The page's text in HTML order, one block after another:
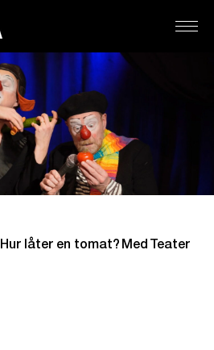
Hur låter en tomat? Med Teater